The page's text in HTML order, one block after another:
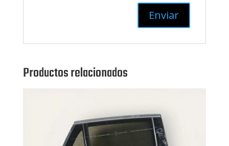
Productos relacionados